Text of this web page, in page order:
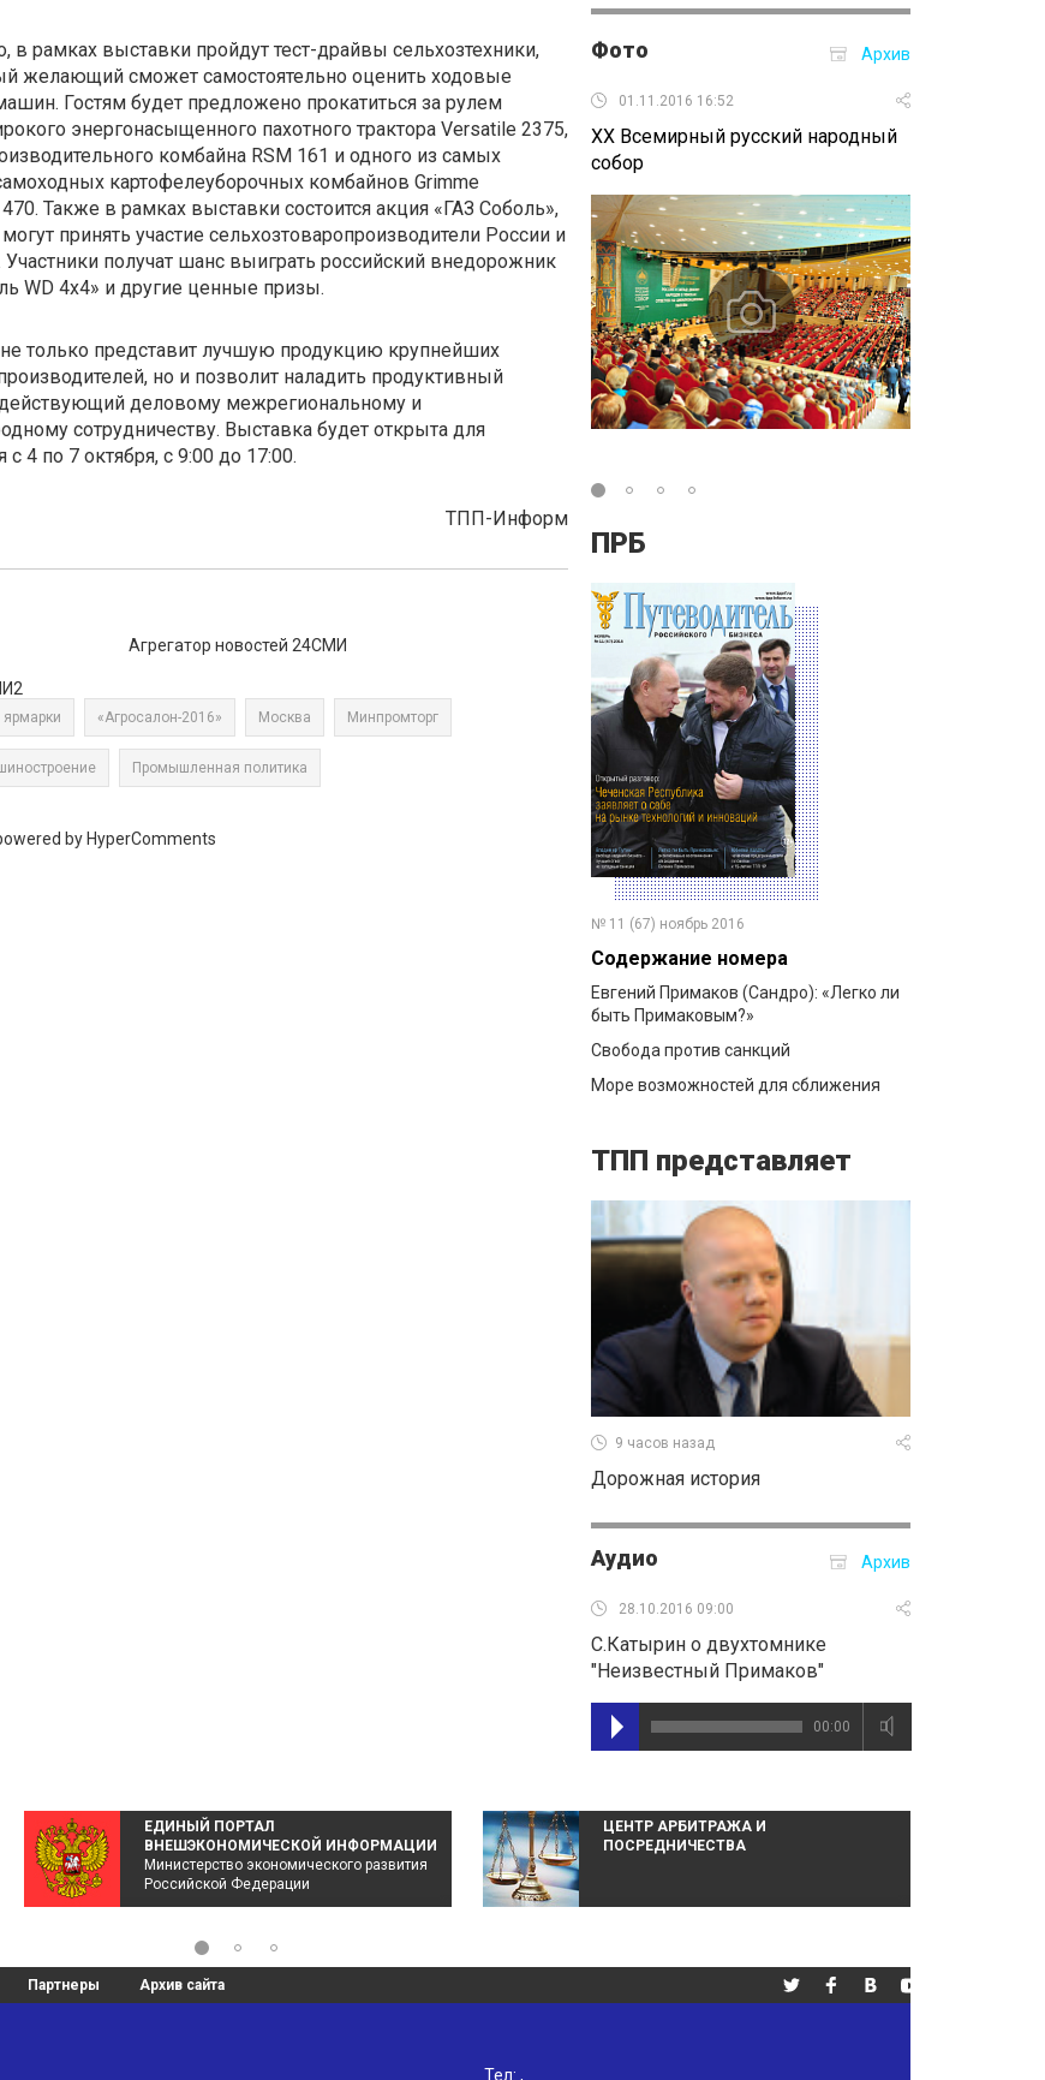
в рамках выставки пройдут тест-драйвы сельхозтехники,
желающий сможет самостоятельно оценить ходовые
Гостям будет предложено прокатиться за рулем
энергонасыщенного пахотного трактора Versatile 2375,
комбайна RSM 161 и одного из самых
картофелеуборочных комбайнов Grimme
470. Также в рамках выставки состоится акция «ГАЗ Соболь»,
принять участие сельхозтоваропроизводители России и
Участники получат шанс выиграть российский внедорожник
WD 4x4» и другие ценные призы.
только представит лучшую продукцию крупнейших
но и позволит наладить продуктивный
деловому межрегиональному и
сотрудничеству. Выставка будет открыта для
с 4 по 7 октября, с 9:00 до 17:00.
ТПП-Информ
Агрегатор новостей 24СМИ
ярмарки «Агросалон-2016» Москва Минпромторг
Промышленная политика
by HyperComments
Фото Архив
01.11.2016 16:52
XX Всемирный русский народный
собор
ПРБ
№ 11 (67) ноябрь 2016
Содержание номера
Евгений Примаков (Сандро): «Легко ли
быть Примаковым?»
Свобода против санкций
Море возможностей для сближения
ТПП представляет
9 часов назад
Дорожная история
Аудио Архив
28.10.2016 09:00
С.Катырин о двухтомнике
"Неизвестный Примаков"
00:00
ЕДИНЫЙ ПОРТАЛ
ВНЕШЭКОНОМИЧЕСКОЙ ИНФОРМАЦИИ
Министерство экономического развития
Российской Федерации
ЦЕНТР АРБИТРАЖА И
ПОСРЕДНИЧЕСТВА
Партнеры Архив сайта
Тел: ,